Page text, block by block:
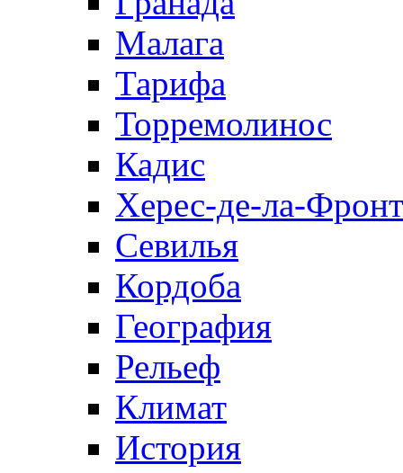
Малага
Тарифа
Торремолинос
Кадис
Херес-де-ла-
Севилья
Кордоба
География
Рельеф
Климат
История